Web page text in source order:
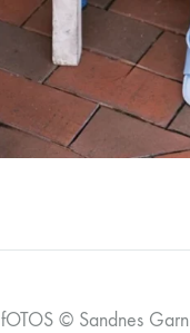
fOTOS © Sandnes Garn